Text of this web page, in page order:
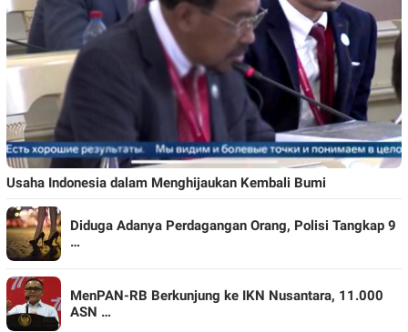
Usaha Indonesia dalam Menghijaukan Kembali Bumi
Diduga Adanya Perdagangan Orang, Polisi Tangkap 9
…
MenPAN-RB Berkunjung ke IKN Nusantara, 11.000
ASN …